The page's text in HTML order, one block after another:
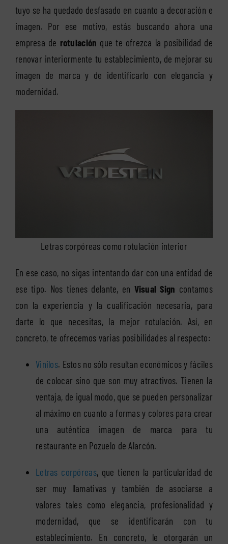
tuyo se ha quedado desfasado en cuanto a decoración e
imagen. Por ese motivo, estás buscando ahora una
empresa de rotulación que te ofrezca la posibilidad de
renovar interiormente tu establecimiento, de mejorar su
imagen de marca y de identificarlo con elegancia y
modernidad.
Letras corpóreas como rotulación interior
En ese caso, no sigas intentando dar con una entidad de
ese tipo. Nos tienes delante, en Visual Sign contamos
con la experiencia y la cualificación necesaria, para
darte lo que necesitas, la mejor rotulación. Así, en
concreto, te ofrecemos varias posibilidades al respecto:
Vinilos. Estos no sólo resultan económicos y fáciles
de colocar sino que son muy atractivos. Tienen la
ventaja, de igual modo, que se pueden personalizar
al máximo en cuanto a formas y colores para crear
una auténtica imagen de marca para tu
restaurante en Pozuelo de Alarcón.
Letras corpóreas, que tienen la particularidad de
ser muy llamativas y también de asociarse a
valores tales como elegancia, profesionalidad y
modernidad, que se identificarán con tu
establecimiento. En concreto, le otorgarán un